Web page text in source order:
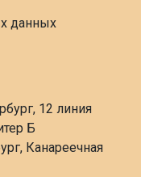
данных
12 линия
Б
Канареечная